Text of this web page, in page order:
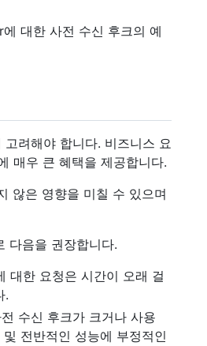
대한 사전 수신 후크의 예
려해야 합니다. 비즈니스 요
매우 큰 혜택을 제공합니다.
않은 영향을 미칠 수 있으며
다음을 권장합니다.
대한 요청은 시간이 오래 걸
.
수신 후크가 크거나 사용
전반적인 성능에 부정적인